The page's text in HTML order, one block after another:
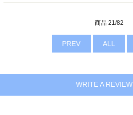
商品 21/82
PREV ALL
WRITE A REVIEW